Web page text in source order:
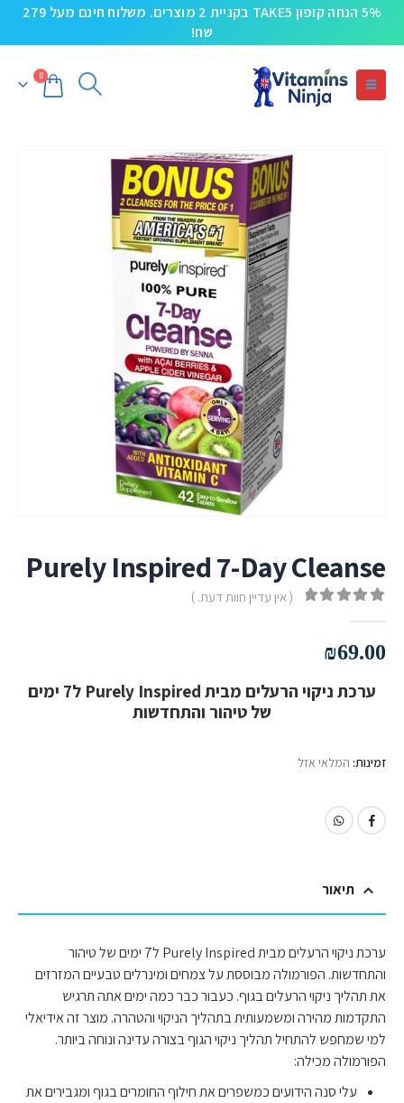
5% הנחה קופון TAKE5 בקניית 2 מוצרים. משלוח חינם מעל 279
שח!
0
Purely Inspired 7-Day Cleanse
( אין עדיין חוות דעת. )
₪69.00
ערכת ניקוי הרעלים מבית Purely Inspired ל7 ימים
של טיהור והתחדשות
זמינות: המלאי אזל
תיאור
ערכת ניקוי הרעלים מבית Purely Inspired ל7 ימים של טיהור
והתחדשות. הפורמולה מבוססת על צמחים ומינרלים טבעיים המזרזים
את תהליך ניקוי הרעלים בגוף. כעבור כבר כמה ימים אתה תרגיש
התקדמות מהירה ומשמעותית בתהליך הניקוי והטהרה. מוצר זה אידיאלי
למי שמחפש להתחיל תהליך ניקוי הגוף בצורה עדינה ונוחה ביותר.
הפורמולה מכילה:
עלי סנה הידועים כמשפרים את חילוף החומרים בגוף ומגבירים את